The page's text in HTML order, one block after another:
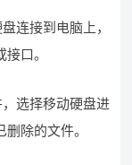
连接到电脑上，
口。
选择移动硬盘进
除的文件。